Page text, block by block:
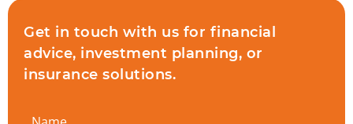
Get in touch with us for financial
advice, investment planning, or
insurance solutions.